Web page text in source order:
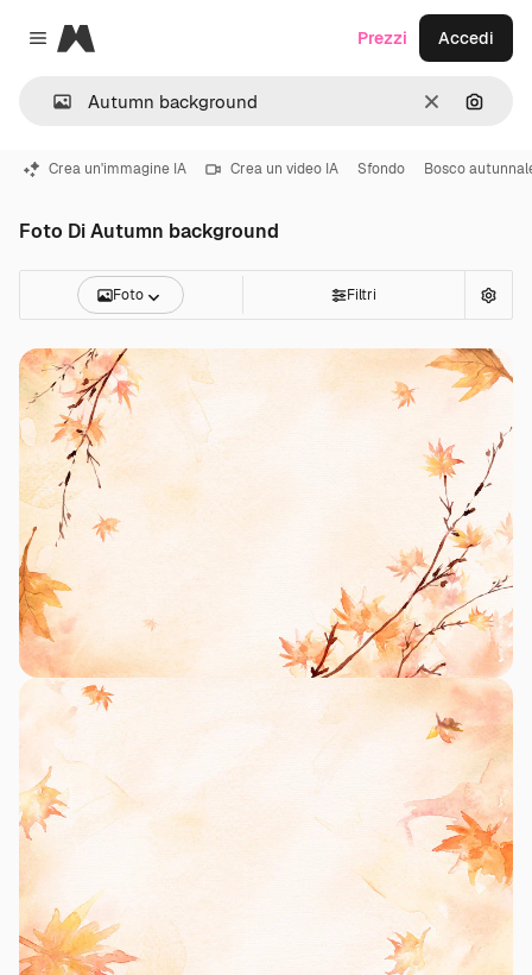
Close menu
Magnific
CancellaCerca
Prezzi Accedi
Crea un'immagine IA Crea un video IA Sfondo Bosco
Foto Di Autumn background
Foto Filtri